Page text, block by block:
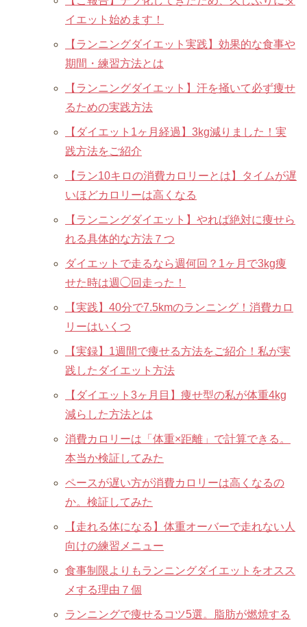
イエット始めます！
【ランニングダイエット実践】効果的な食事や
期間・練習方法とは
【ランニングダイエット】汗を掻いて必ず痩せ
るための実践方法
【ダイエット1ヶ月経過】3kg減りました！実
践方法をご紹介
【ラン10キロの消費カロリーとは】タイムが遅
いほどカロリーは高くなる
【ランニングダイエット】やれば絶対に痩せら
れる具体的な方法７つ
ダイエットで走るなら週何回？1ヶ月で3kg痩
せた時は週◯回走った！
【実践】40分で7.5kmのランニング！消費カロ
リーはいくつ
【実録】1週間で痩せる方法をご紹介！私が実
践したダイエット方法
【ダイエット3ヶ月目】痩せ型の私が体重4kg
減らした方法とは
消費カロリーは「体重×距離」で計算できる。
本当か検証してみた
ペースが遅い方が消費カロリーは高くなるの
か。検証してみた
【走れる体になる】体重オーバーで走れない人
向けの練習メニュー
食事制限よりもランニングダイエットをオスス
メする理由７個
ランニングで痩せるコツ5選。脂肪が燃焼する